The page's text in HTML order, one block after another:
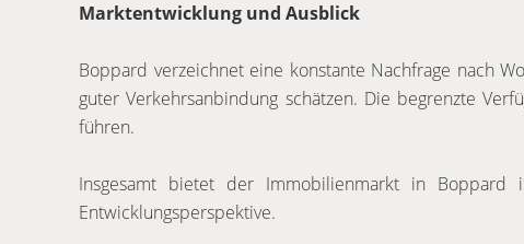
Marktentwicklung und Ausblick
Boppard verzeichnet eine konstante Nachfrage nach
guter Verkehrsanbindung schätzen. Die begrenzte
führen.
Insgesamt bietet der Immobilienmarkt in
Entwicklungsperspektive.